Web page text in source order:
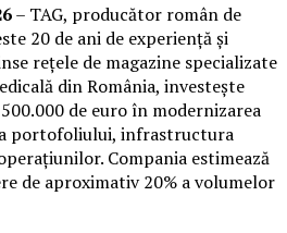
– TAG, producător român de
20 de ani de experiență și
rețele de magazine specializate
din România, investește
de euro în modernizarea
portofoliului, infrastructura
Compania estimează
de aproximativ 20% a volumelor